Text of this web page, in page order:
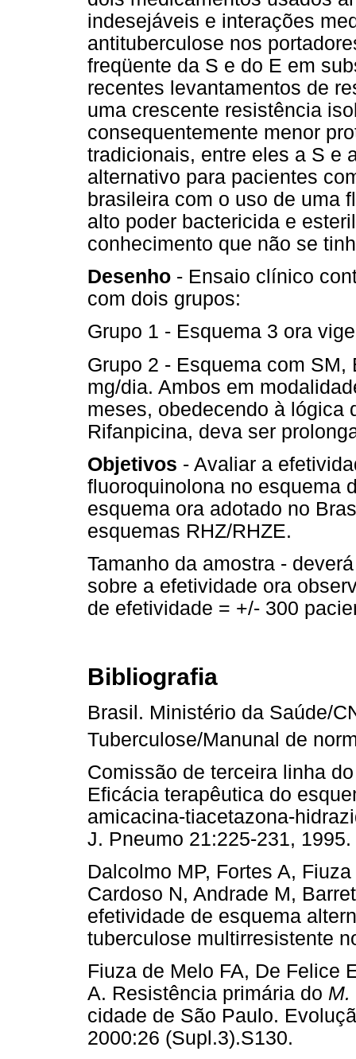
indesejáveis e interações
antituberculose nos
freqüente da S e do E em
recentes levantamentos de
uma crescente resistência
consequentemente menor
tradicionais, entre eles a S e
alternativo para pacientes
brasileira com o uso de uma
alto poder bactericida e
conhecimento que não se
Desenho - Ensaio clínico
com dois grupos:
Grupo 1 - Esquema 3 ora
Grupo 2 - Esquema com SM,
mg/dia. Ambos em
meses, obedecendo à lógica
Rifanpicina, deva ser
Objetivos - Avaliar a
fluoroquinolona no esquema
esquema ora adotado no
esquemas RHZ/RHZE.
Tamanho da amostra -
sobre a efetividade ora
de efetividade = +/- 300
Bibliografia
Brasil. Ministério da Saúde/
Tuberculose/Manunal de
Comissão de terceira linha
Eficácia terapêutica do
amicacina-tiacetazona-
J. Pneumo 21:225-231, 1995.
Dalcolmo MP, Fortes A,
Cardoso N, Andrade M,
efetividade de esquema
tuberculose multirresistente
Fiuza de Melo FA, De Felice
A. Resistência primária do M.
cidade de São Paulo.
2000:26 (Supl.3).S130.